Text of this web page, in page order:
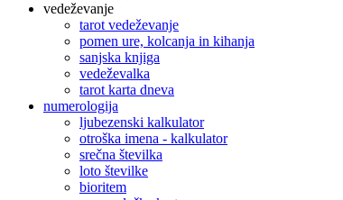
vedeževanje
tarot vedeževanje
pomen ure, kolcanja in kihanja
sanjska knjiga
vedeževalka
tarot karta dneva
numerologija
ljubezenski kalkulator
otroška imena - kalkulator
srečna številka
loto številke
bioritem